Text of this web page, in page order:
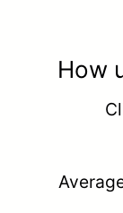
How